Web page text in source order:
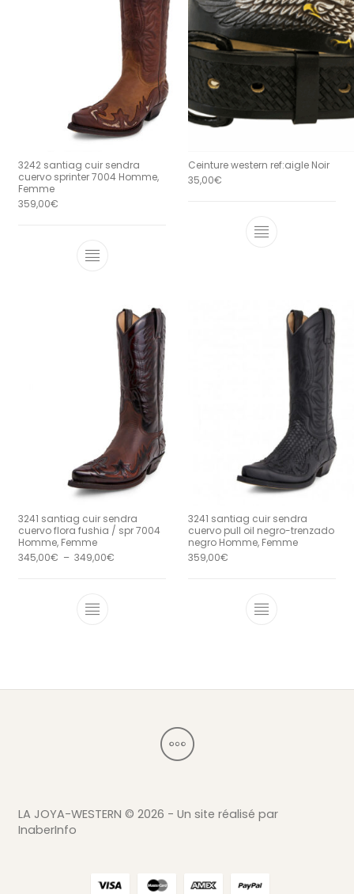
3242 santiag cuir sendra
cuervo sprinter 7004 Homme,
Femme
359,00€
Ce produit a plusieurs variations.
Ceinture western ref:aigle Noir
35,00€
Ce produit a
3241 santiag cuir sendra
cuervo flora fushia / spr 7004
Homme, Femme
345,00€ – 349,00€Plage de prix : 345,00€ à 349,00€
Ce produit a plusieurs variations.
3241 santiag cuir sendra
cuervo pull oil negro-trenzado
negro Homme, Femme
359,00€
Ce produit a
LA JOYA-WESTERN © 2026 - Un site réalisé par
InaberInfo